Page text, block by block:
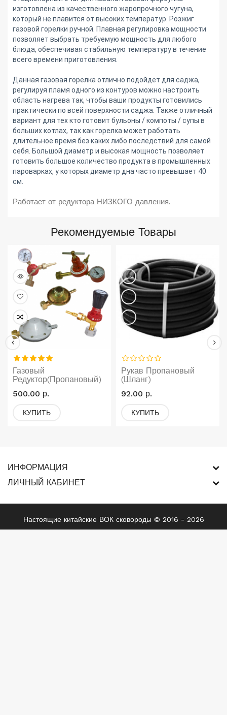
изготовлена из качественного жаропрочного чугуна,
который не плавится от высоких температур. Розжиг
газовой горелки ручной. Плавная регулировка мощности
позволяет выбрать требуемую мощность для любого
блюда, обеспечивая стабильную температуру в течение
всего времени приготовления.
Данная газовая горелка отлично подойдет для саджа,
регулируя пламя одного из контуров можно настроить
область нагрева так, чтобы ваши продукты готовились
практически по всей поверхности саджа. Также отличный
вариант для тех кто готовит бульоны / компоты / супы в
больших котлах, так как горелка может работать
длительное время без каких либо последствий для самой
себя. Большой диаметр и высокая мощность позволяет
готовить большое количество продукта в промышленных
пароварках, у которых диаметр дна часто превышает 40
см.
Работает от редуктора НИЗКОГО давления.
Рекомендуемые Товары
Газовый
Редуктор(пропановый)
500.00 р.
КУПИТЬ
Рукав Пропановый
(шланг)
92.00 р.
КУПИТЬ
ИНФОРМАЦИЯ
ЛИЧНЫЙ КАБИНЕТ
Настоящие китайские ВОК сковороды © 2016 - 2026